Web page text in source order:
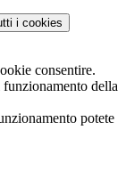
i cookies
consentire.
della
potete